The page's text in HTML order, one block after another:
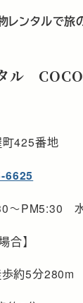
レンタルで旅
ル
425番地
6625
～PM5:30
合】
約5分280m